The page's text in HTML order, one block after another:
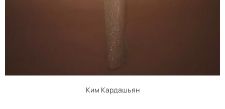
Ким Кардашьян